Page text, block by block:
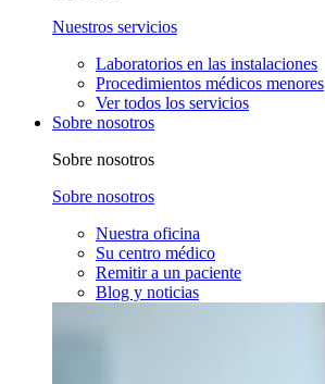
Nuestros servicios
Laboratorios en las instalaciones
Procedimientos médicos menores
Ver todos los servicios
Sobre nosotros
Sobre nosotros
Sobre nosotros
Nuestra oficina
Su centro médico
Remitir a un paciente
Blog y noticias